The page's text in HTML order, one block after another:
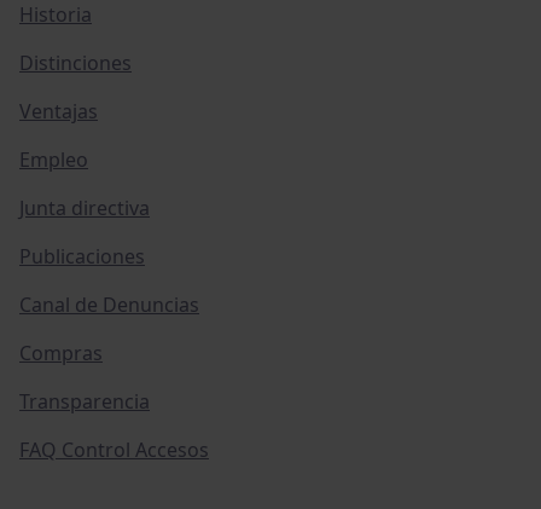
Historia
Distinciones
Ventajas
Empleo
Junta directiva
Publicaciones
Canal de Denuncias
Compras
Transparencia
FAQ Control Accesos